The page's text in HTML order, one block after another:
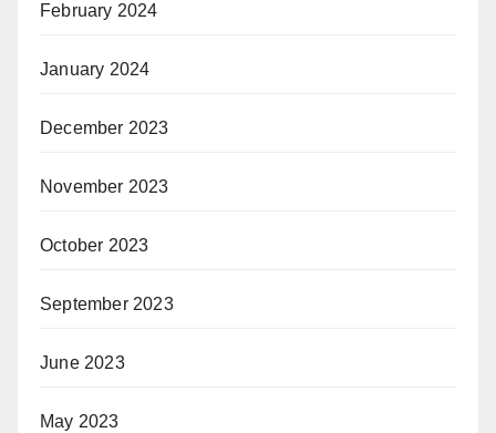
February 2024
January 2024
December 2023
November 2023
October 2023
September 2023
June 2023
May 2023